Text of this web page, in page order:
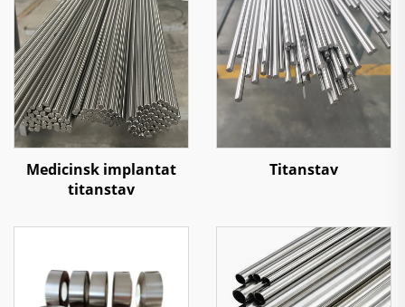
Medicinsk implantat
titanstav
Titanstav